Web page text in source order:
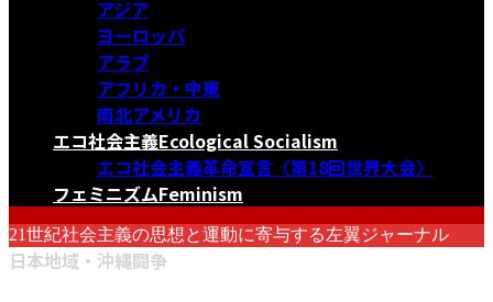
アジア
ヨーロッパ
アラブ
アフリカ・中東
南北アメリカ
エコ社会主義Ecological Socialism
エコ社会主義革命宣言〈第18回世界大会〉
フェミニズムFeminism
21世紀社会主義の思想と運動に寄与する左翼ジャーナル
日本地域・沖縄闘争